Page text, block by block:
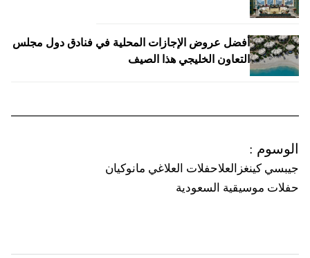
أفضل عروض الإجازات المحلية في فنادق دول مجلس
التعاون الخليجي هذا الصيف
الوسوم :
جيبسي كينغز العلاحفلات العلاغي مانوكيان
حفلات موسيقية السعودية